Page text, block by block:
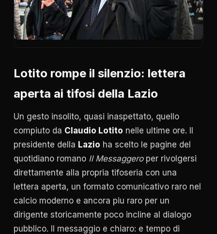
Lotito rompe il silenzio: lettera
aperta ai tifosi della Lazio
Un gesto insolito, quasi inaspettato, quello
compiuto da Claudio Lotito nelle ultime ore. Il
presidente della Lazio ha scelto le pagine del
quotidiano romano Il Messaggeroper rivolgersi
direttamente alla propria tifoseria con una
lettera aperta, un formato comunicativo raro nel
calcio moderno e ancora piu raro per un
dirigente storicamente poco incline al dialogo
pubblico. Il messaggio e chiaro: e tempo di